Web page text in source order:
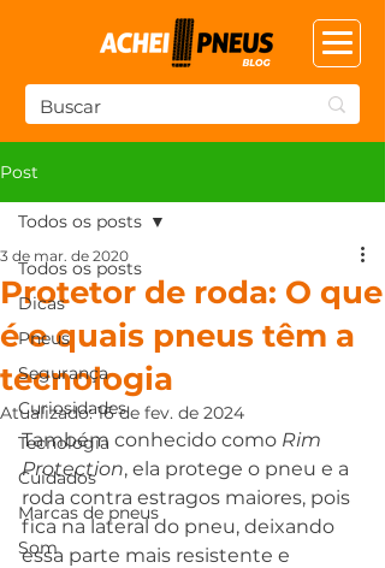
Post
Todos os posts
Dicas
Pneus
Segurança
Curiosidades
Tecnologia
Cuidados
Marcas de pneus
Som
Todos os posts
Protetor de roda: O que
é e quais pneus têm a
tecnologia
3 de mar. de 2020
Atualizado:16 de fev. de 2024
Também conhecido como Rim
Protection, ela protege o pneu e a
roda contra estragos maiores, pois
fica na lateral do pneu, deixando
essa parte mais resistente e